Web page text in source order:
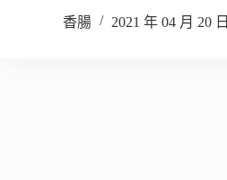
香腸 2021 年 04 月 20 日